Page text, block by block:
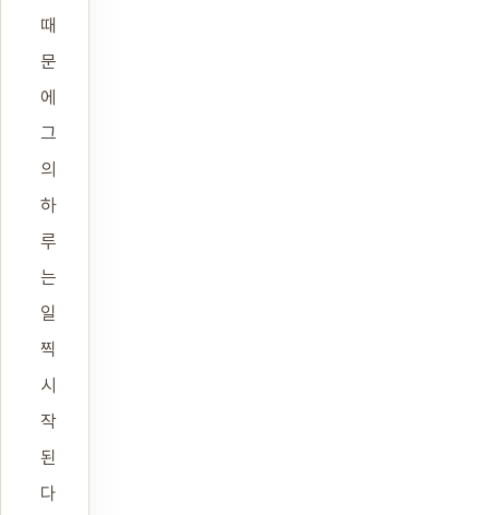
때
문
에
그
의
하
루
는
일
찍
시
작
된
다